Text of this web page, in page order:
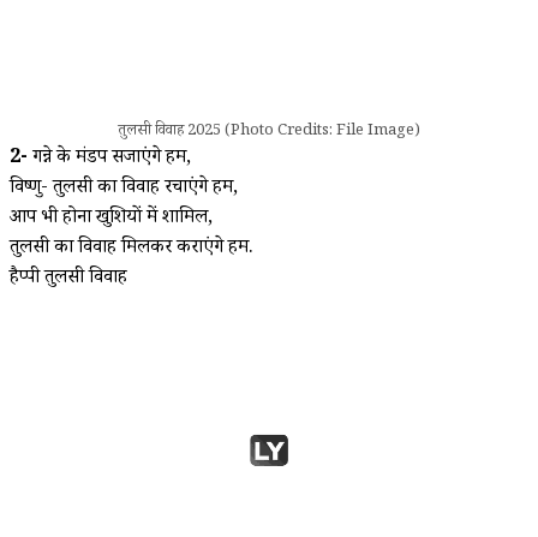
तुलसी विवाह 2025 (Photo Credits: File Image)
2- गन्ने के मंडप सजाएंगे हम,
विष्णु- तुलसी का विवाह रचाएंगे हम,
आप भी होना खुशियों में शामिल,
तुलसी का विवाह मिलकर कराएंगे हम.
हैप्पी तुलसी विवाह